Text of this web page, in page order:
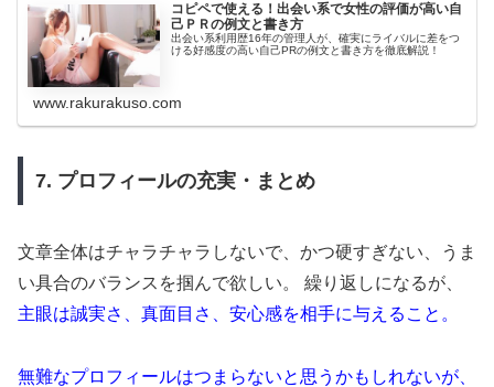
コピペで使える！出会い系で女性の評価が高い自
己ＰＲの例文と書き方
出会い系利用歴16年の管理人が、確実にライバルに差をつ
ける好感度の高い自己PRの例文と書き方を徹底解説！
www.rakurakuso.com
7. プロフィールの充実・まとめ
文章全体はチャラチャラしないで、かつ硬すぎない、うま
い具合のバランスを掴んで欲しい。 繰り返しになるが、
主眼は誠実さ、真面目さ、安心感を相手に与えること。
無難なプロフィールはつまらないと思うかもしれないが、